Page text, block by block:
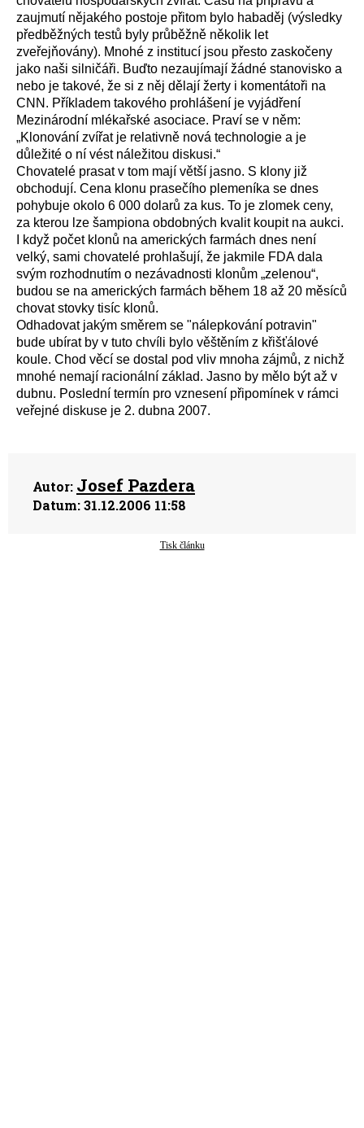
zaujmutí nějakého postoje přitom bylo habaděj (výsledky
předběžných testů byly průběžně několik let
zveřejňovány). Mnohé z institucí jsou přesto zaskočeny
jako naši silničáři. Buďto nezaujímají žádné stanovisko a
nebo je takové, že si z něj dělají žerty i komentátoři na
CNN. Příkladem takového prohlášení je vyjádření
Mezinárodní mlékařské asociace. Praví se v něm:
„Klonování zvířat je relativně nová technologie a je
důležité o ní vést náležitou diskusi.“
Chovatelé prasat v tom mají větší jasno. S klony již
obchodují. Cena klonu prasečího plemeníka se dnes
pohybuje okolo 6 000 dolarů za kus. To je zlomek ceny,
za kterou lze šampiona obdobných kvalit koupit na aukci.
I když počet klonů na amerických farmách dnes není
velký, sami chovatelé prohlašují, že jakmile FDA dala
svým rozhodnutím o nezávadnosti klonům „zelenou“,
budou se na amerických farmách během 18 až 20 měsíců
chovat stovky tisíc klonů.
Odhadovat jakým směrem se "nálepkování potravin"
bude ubírat by v tuto chvíli bylo věštěním z křišťálové
koule. Chod věcí se dostal pod vliv mnoha zájmů, z nichž
mnohé nemají racionální základ. Jasno by mělo být až v
dubnu. Poslední termín pro vznesení připomínek v rámci
veřejné diskuse je 2. dubna 2007.
Autor: Josef Pazdera
Datum:31.12.2006 11:58
Tisk článku